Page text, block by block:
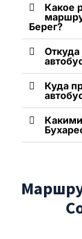
Какое
Берег?
Откуда
Куда